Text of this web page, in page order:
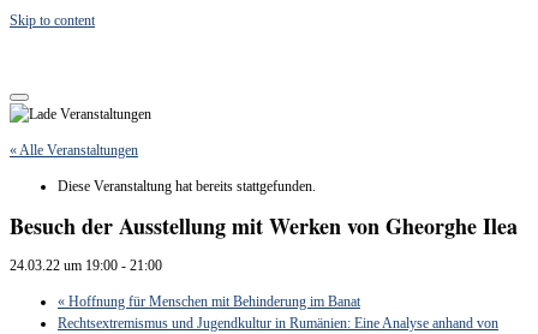
Skip to content
« Alle Veranstaltungen
Diese Veranstaltung hat bereits stattgefunden.
Besuch der Ausstellung mit Werken von Gheorghe Ilea
24.03.22 um 19:00 - 21:00
« Hoffnung für Menschen mit Behinderung im Banat
Rechtsextremismus und Jugendkultur in Rumänien: Eine Analyse anhand von